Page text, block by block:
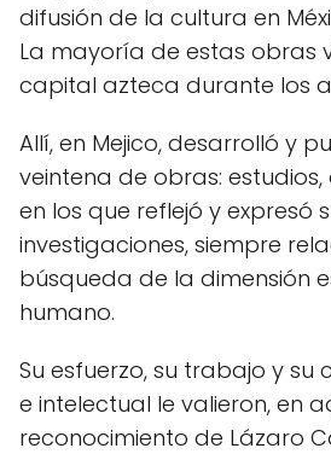
difusión de la cultura en
La mayoría de estas obras
capital azteca durante los
Allí, en Mejico, desarrolló y
veintena de obras: estudios,
en los que reflejó y expresó
investigaciones, siempre
búsqueda de la dimensión
humano.
Su esfuerzo, su trabajo y
e intelectual le valieron, en
reconocimiento de Lázaro